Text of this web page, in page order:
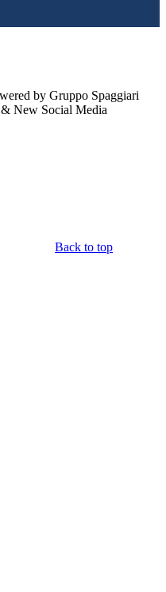
by Gruppo Spaggiari
New Social Media
Back to top